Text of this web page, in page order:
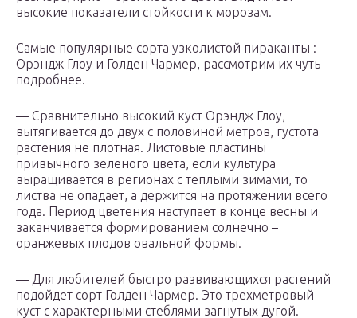
высокие показатели стойкости к морозам.
Самые популярные сорта узколистой пираканты :
Орэндж Глоу и Голден Чармер, рассмотрим их чуть
подробнее.
— Сравнительно высокий куст Орэндж Глоу,
вытягивается до двух с половиной метров, густота
растения не плотная. Листовые пластины
привычного зеленого цвета, если культура
выращивается в регионах с теплыми зимами, то
листва не опадает, а держится на протяжении всего
года. Период цветения наступает в конце весны и
заканчивается формированием солнечно –
оранжевых плодов овальной формы.
— Для любителей быстро развивающихся растений
подойдет сорт Голден Чармер. Это трехметровый
куст с характерными стеблями загнутых дугой.